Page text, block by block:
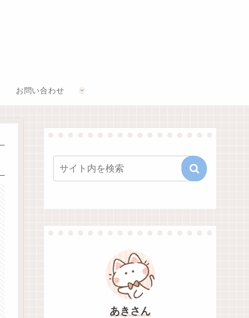
お問い合わせ
あきさん